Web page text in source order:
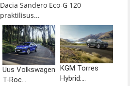
Dacia Sandero Eco-G 120
praktilisus...
Uus Volkswagen
T-Roc...
KGM Torres
Hybrid:...